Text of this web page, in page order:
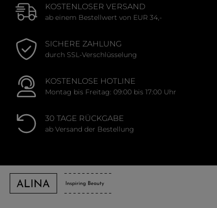
KOSTENLOSER VERSAND
ab einem Bestellwert von EUR 34,-
SICHERE ZAHLUNG
durch SSL-Verschlüsselung
KOSTENLOSE HOTLINE
Montag bis Freitag: 09:00 bis 17:00 Uhr
30 TAGE RÜCKGABE
ab Versand der Bestellung